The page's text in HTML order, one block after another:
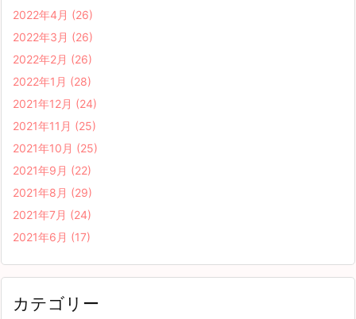
2022年4月 (26)
2022年3月 (26)
2022年2月 (26)
2022年1月 (28)
2021年12月 (24)
2021年11月 (25)
2021年10月 (25)
2021年9月 (22)
2021年8月 (29)
2021年7月 (24)
2021年6月 (17)
カテゴリー